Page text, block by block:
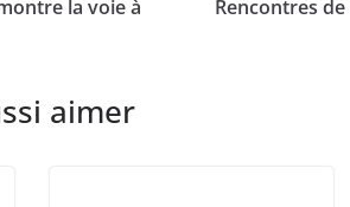
la voie à
Rencontres
aimer